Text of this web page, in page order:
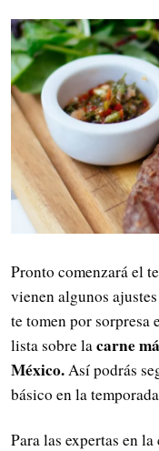
Pronto comenzará el
vienen algunos
te tomen por sorpresa
lista sobre lacarne
México. Así podrás
básico en la
Para las expertas en